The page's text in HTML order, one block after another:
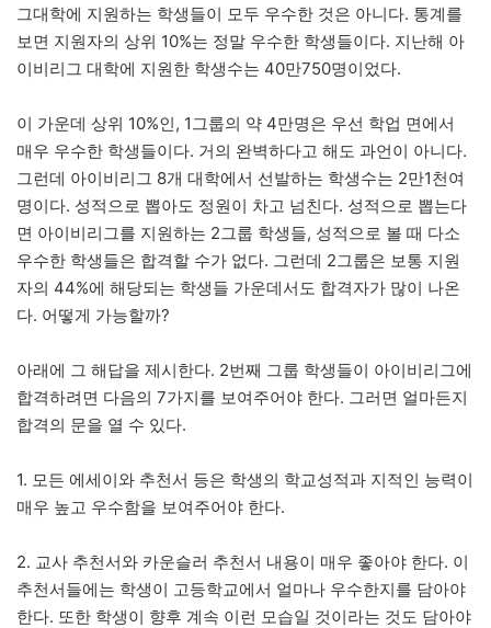
그대학에 지원하는 학생들이 모두 우수한 것은 아니다. 통계를
보면 지원자의 상위 10%는 정말 우수한 학생들이다. 지난해 아
이비리그 대학에 지원한 학생수는 40만750명이었다.
이 가운데 상위 10%인, 1그룹의 약 4만명은 우선 학업 면에서
매우 우수한 학생들이다. 거의 완벽하다고 해도 과언이 아니다.
그런데 아이비리그 8개 대학에서 선발하는 학생수는 2만1천여
명이다. 성적으로 뽑아도 정원이 차고 넘친다. 성적으로 뽑는다
면 아이비리그를 지원하는 2그룹 학생들, 성적으로 볼 때 다소
우수한 학생들은 합격할 수가 없다. 그런데 2그룹은 보통 지원
자의 44%에 해당되는 학생들 가운데서도 합격자가 많이 나온
다. 어떻게 가능할까?
아래에 그 해답을 제시한다. 2번째 그룹 학생들이 아이비리그에
합격하려면 다음의 7가지를 보여주어야 한다. 그러면 얼마든지
합격의 문을 열 수 있다.
1. 모든 에세이와 추천서 등은 학생의 학교성적과 지적인 능력이
매우 높고 우수함을 보여주어야 한다.
2. 교사 추천서와 카운슬러 추천서 내용이 매우 좋아야 한다. 이
추천서들에는 학생이 고등학교에서 얼마나 우수한지를 담아야
한다. 또한 학생이 향후 계속 이런 모습일 것이라는 것도 담아야